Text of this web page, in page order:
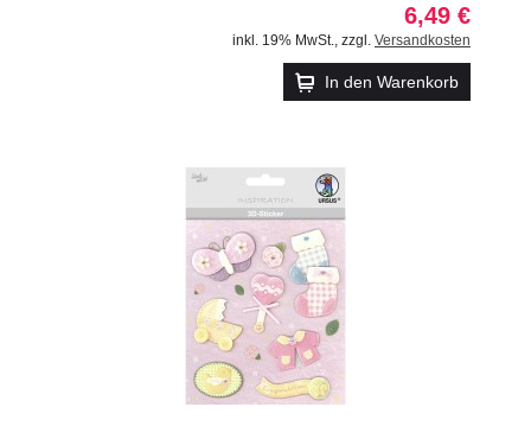
6,49 €
inkl. 19% MwSt. zzgl. Versandkosten
In den Warenkorb